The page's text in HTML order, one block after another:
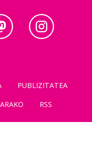
PUBLIZITATEA
RSS